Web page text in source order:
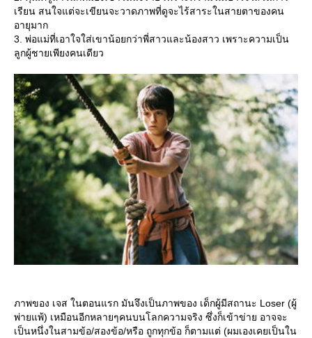
เรียน สนใจแต่จะเขียนจะวาดภาพที่ดูจะไร้สาระในสายตาของคน
อายุมาก
3. พ่อแม่ที่เอาใจใส่เขาน้อยกว่าพี่สาวและน้องสาว เพราะความเป็น
ลูกผู้ชายเพียงคนเดียว
ภาพของ เจส ในตอนแรก มันจึงเป็นภาพของ เด็กผู้มีสถานะ Loser (ผู้
พ่ายแพ้) เหมือนอีกหลายๆคนบนโลกความจริง ซึ่งก็เข้าข่าย อาจจะ
เป็นหนึ่งในสามข้อ/สองข้อ/หรือ ถูกทุกข้อ ก็ตามแต่ (ผมเองเคยเป็นใน